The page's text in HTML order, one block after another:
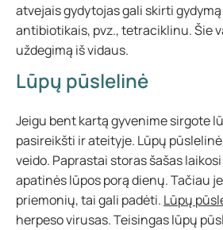
atvejais gydytojas gali skirti
antibiotikais, pvz., tetraciklinu. Šie
uždegimą iš vidaus.
Lūpų pūslelinė
Jeigu bent kartą gyvenime sirgote
pasireikšti ir ateityje. Lūpų
veido. Paprastai storas šašas
apatinės lūpos porą dienų. Tačiau
priemonių, tai gali padėti. Lūpų
herpeso virusas. Teisingas lūpų